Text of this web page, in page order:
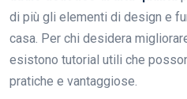
di più gli elementi di design e
casa. Per chi desidera
esistono tutorial utili che
pratiche e vantaggiose.